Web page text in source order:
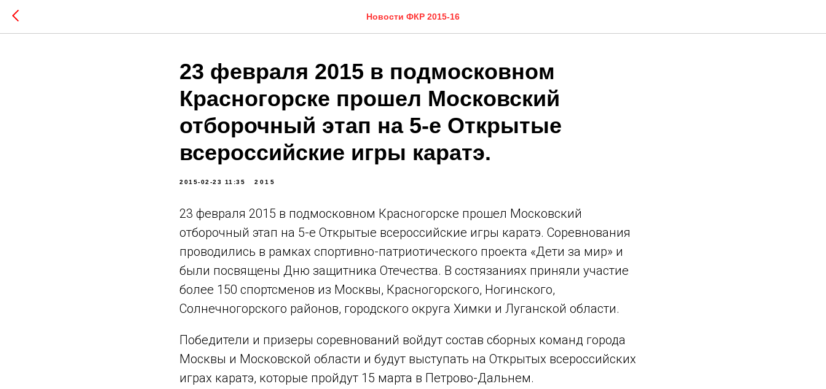
Новости ФКР 2015-16
23 февраля 2015 в подмосковном
Красногорске прошел Московский
отборочный этап на 5-е Открытые
всероссийские игры каратэ.
2015-02-23 11:35 2015
23 февраля 2015 в подмосковном Красногорске прошел Московский
отборочный этап на 5-е Открытые всероссийские игры каратэ. Соревнования
проводились в рамках спортивно-патриотического проекта «Дети за мир» и
были посвящены Дню защитника Отечества. В состязаниях приняли участие
более 150 спортсменов из Москвы, Красногорского, Ногинского,
Солнечногорского районов, городского округа Химки и Луганской области.
Победители и призеры соревнований войдут состав сборных команд города
Москвы и Московской области и будут выступать на Открытых всероссийских
играх каратэ, которые пройдут 15 марта в Петрово-Дальнем.